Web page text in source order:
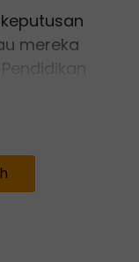
mereka
calon